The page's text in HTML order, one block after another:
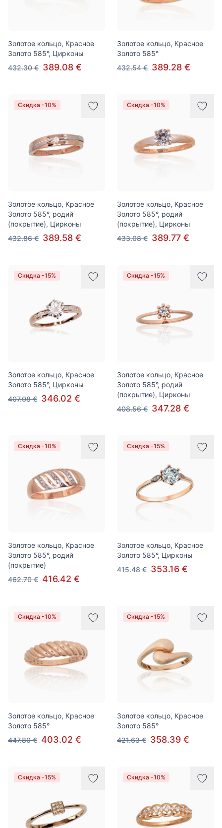
Золотое кольцо, Красное
Золото 585°, Цирконы
432.30 € 389.08 €
Золотое кольцо, Красное
Золото 585°
432.54 € 389.28 €
Скидка -10%
Золотое кольцо, Красное
Золото 585°, родий
(покрытие), Цирконы
432.86 € 389.58 €
Скидка -10%
Золотое кольцо, Красное
Золото 585°, родий
(покрытие), Цирконы
433.08 € 389.77 €
Скидка -15%
Золотое кольцо, Красное
Золото 585°, Цирконы
407.08 € 346.02 €
Скидка -15%
Золотое кольцо, Красное
Золото 585°, родий
(покрытие), Цирконы
408.56 € 347.28 €
Скидка -10%
Золотое кольцо, Красное
Золото 585°, родий
(покрытие)
462.70 € 416.42 €
Скидка -15%
Золотое кольцо, Красное
Золото 585°, Цирконы
415.48 € 353.16 €
Скидка -10%
Золотое кольцо, Красное
Золото 585°
447.80 € 403.02 €
Скидка -15%
Золотое кольцо, Красное
Золото 585°
421.63 € 358.39 €
Скидка -15% Скидка -10%